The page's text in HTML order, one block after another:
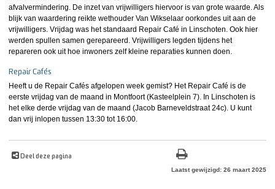
afvalvermindering. De inzet van vrijwilligers hiervoor is van grote waarde. Als
blijk van waardering reikte wethouder Van Wikselaar oorkondes uit aan de
vrijwilligers. Vrijdag was het standaard Repair Café in Linschoten. Ook hier
werden spullen samen gerepareerd. Vrijwilligers legden tijdens het
repareren ook uit hoe inwoners zelf kleine reparaties kunnen doen.
Repair Cafés
Heeft u de Repair Cafés afgelopen week gemist? Het Repair Café is de
eerste vrijdag van de maand in Montfoort (Kasteelplein 7). In Linschoten is
het elke derde vrijdag van de maand (Jacob Barneveldstraat 24c). U kunt
dan vrij inlopen tussen 13:30 tot 16:00.
Deel deze pagina
Laatst gewijzigd: 26 maart 2025